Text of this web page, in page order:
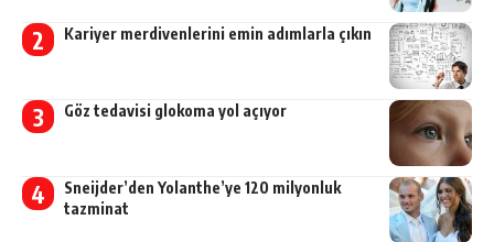
Kariyer merdivenlerini emin adımlarla çıkın
Göz tedavisi glokoma yol açıyor
Sneijder’den Yolanthe’ye 120 milyonluk
tazminat